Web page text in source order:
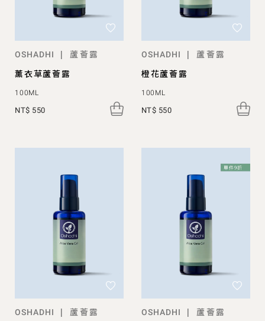
OSHADHI |
蘆薈露
薰衣草蘆薈露
100ML
NT$ 550
OSHADHI |
蘆薈露
橙花蘆薈露
100ML
NT$ 550
OSHADHI |
蘆薈露
OSHADHI |
蘆薈露